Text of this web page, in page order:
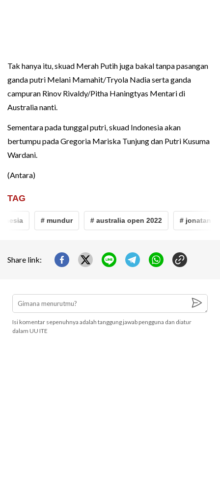
Tak hanya itu, skuad Merah Putih juga bakal tanpa pasangan
ganda putri Melani Mamahit/Tryola Nadia serta ganda
campuran Rinov Rivaldy/Pitha Haningtyas Mentari di
Australia nanti.
Sementara pada tunggal putri, skuad Indonesia akan
bertumpu pada Gregoria Mariska Tunjung dan Putri Kusuma
Wardani.
(Antara)
TAG
# mundur # australia open 2022 # jonatan
Share link:
Isi komentar sepenuhnya adalah tanggung jawab pengguna dan diatur
dalam UU ITE